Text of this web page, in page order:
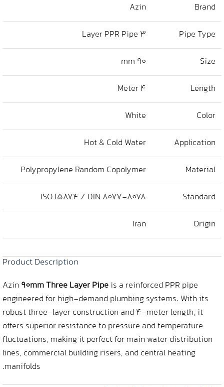
Brand
Azin
Pipe Type
3 Layer PPR Pipe
Size
90 mm
Length
4 Meter
Color
White
Application
Hot & Cold Water
Material
Polypropylene Random Copolymer
Standard
ISO 15874 / DIN 8077-8078
Origin
Iran
Product Description
Azin 90mm Three Layer Pipeis a reinforced PPR pipe
engineered for high-demand plumbing systems. With its
robust three-layer construction and 4-meter length, it
offers superior resistance to pressure and temperature
fluctuations, making it perfect for main water distribution
lines, commercial building risers, and central heating
manifolds.